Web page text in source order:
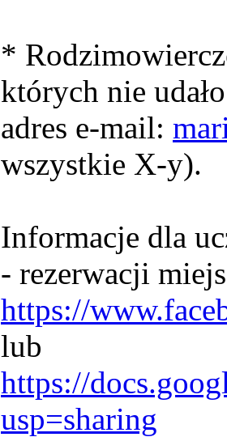
*
których nie
adres e-mail:
wszystkie X-y).
Informacje dla
- rezerwacji
https://
lub
https://
usp=sharing